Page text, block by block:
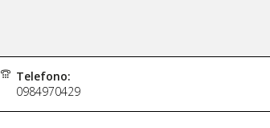
Telefono:
0984970429